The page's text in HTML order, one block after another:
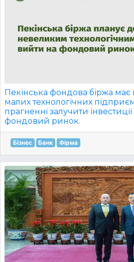
Пекінська фондова біржа має
малих технологічних
прагненні залучити
фондовий ринок.
Бізнес Банк Фірма